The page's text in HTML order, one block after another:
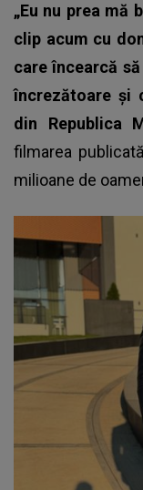
„Eu nu prea mă
clip acum cu
care încearcă
încrezătoare și
din Republica
filmarea
milioane de